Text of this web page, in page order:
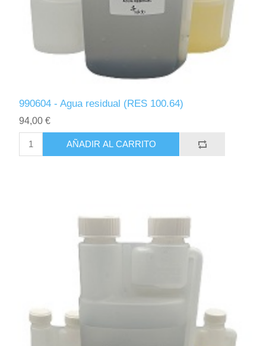
990604 - Agua residual (RES 100.64)
94,00 €
AÑADIR AL CARRITO